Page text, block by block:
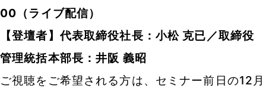
00（ライブ配信）
【登壇者】代表取締役社長：小松 克已／取締役
管理統括本部長：井阪 義昭
ご視聴をご希望される方は、セミナー前日の12月